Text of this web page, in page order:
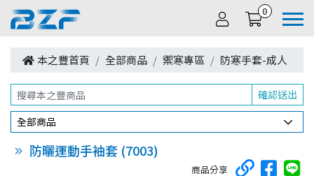
0
本之豐首頁 全部商品 禦寒專區 防寒手套-成人
確認送出
全部商品
防曬運動手袖套 (7003)
商品分享